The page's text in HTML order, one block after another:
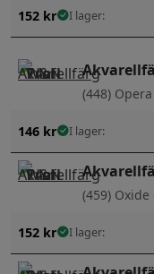
152 kr I lager:
(448) Opera
146 kr I lager:
(459)
152 kr I lager: